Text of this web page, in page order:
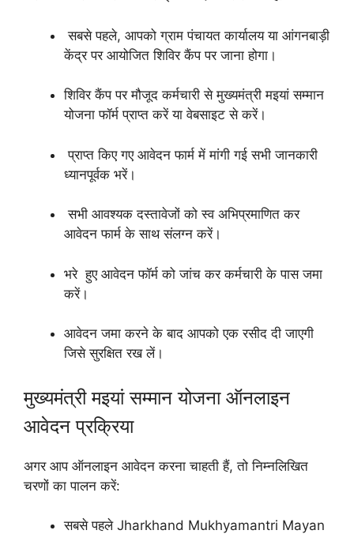
सबसे पहले, आपको ग्राम पंचायत कार्यालय या आंगनबाड़ी
केंद्र पर आयोजित शिविर कैंप पर जाना होगा।
शिविर कैंप पर मौजूद कर्मचारी से मुख्यमंत्री मइयां सम्मान
योजना फॉर्म प्राप्त करें या वेबसाइट से करें।
प्राप्त किए गए आवेदन फार्म में मांगी गई सभी जानकारी
ध्यानपूर्वक भरें।
सभी आवश्यक दस्तावेजों को स्व अभिप्रमाणित कर
आवेदन फार्म के साथ संलग्न करें।
भरे हुए आवेदन फॉर्म को जांच कर कर्मचारी के पास जमा
करें।
आवेदन जमा करने के बाद आपको एक रसीद दी जाएगी
जिसे सुरक्षित रख लें।
मुख्यमंत्री मइयां सम्मान योजना ऑनलाइन
आवेदन प्रक्रिया
अगर आप ऑनलाइन आवेदन करना चाहती हैं, तो निम्नलिखित
चरणों का पालन करें:
सबसे पहले Jharkhand Mukhyamantri Mayan